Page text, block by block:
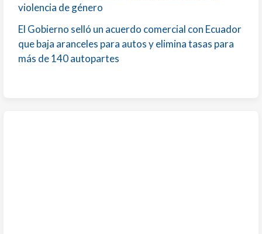
violencia de género
El Gobierno selló un acuerdo comercial con Ecuador
que baja aranceles para autos y elimina tasas para
más de 140 autopartes